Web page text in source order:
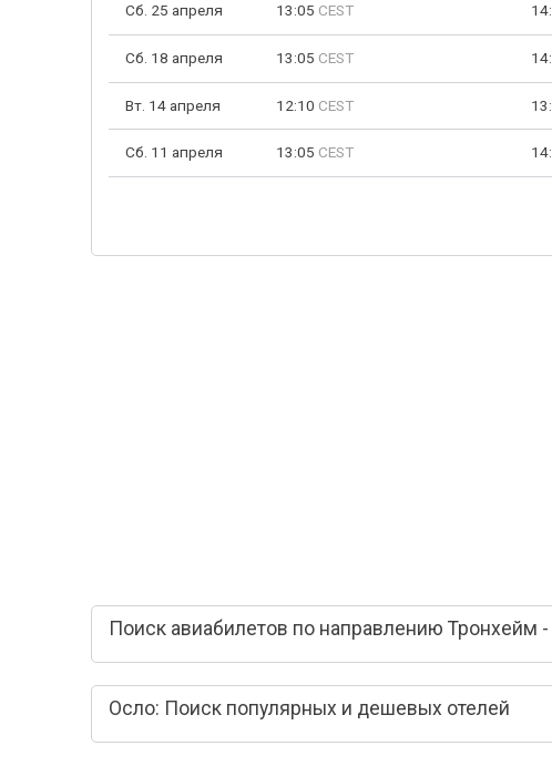
Сб. 25 апреля 13:05 CEST
Сб. 18 апреля 13:05 CEST
Вт. 14 апреля 12:10 CEST
Сб. 11 апреля 13:05 CEST
Поиск авиабилетов по направлению Тронхейм
Осло: Поиск популярных и дешевых отелей